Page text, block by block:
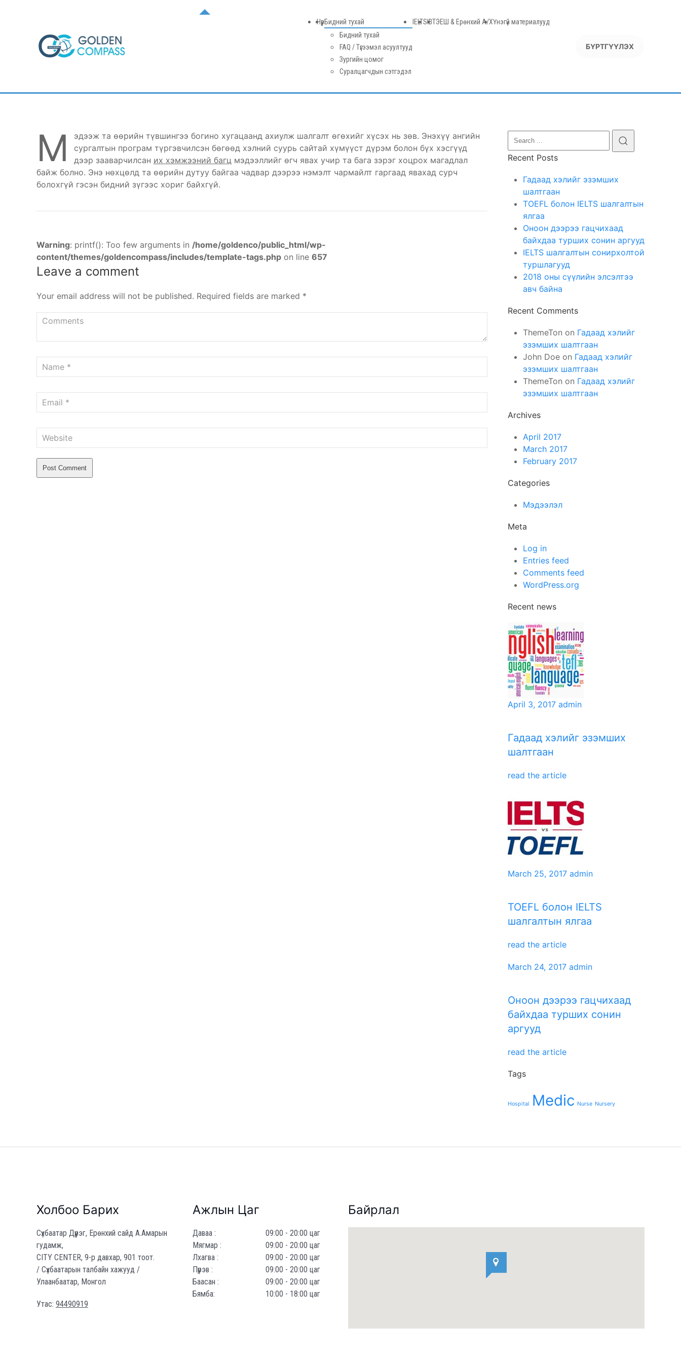
НүүрБидний тухай
Бидний тухай
FAQ / Түгээмэл асуултууд
Зургийн цомог
Суралцагчдын сэтгэдэл
IELTSIBTЭЕШ & Ерөнхий А/ХҮнэгүй материалууд
БҮРТГҮҮЛЭХ
М
эдээж та өөрийн түвшингээ богино хугацаанд ахиулж шалгалт өгөхийг хүсэх нь зөв. Энэхүү ангийн
сургалтын програм түргэвчилсэн бөгөөд хэлний суурь сайтай хүмүүст дүрэм болон бүх хэсгүүд
дээр зааварчилсан их хэмжээний багц мэдээллийг өгч явах учир та бага зэрэг хоцрох магадлал
байж болно. Энэ нөхцөлд та өөрийн дутуу байгаа чадвар дээрээ нэмэлт чармайлт гаргаад явахад сурч
болохгүй гэсэн бидний зүгээс хориг байхгүй.
Warning: printf(): Too few arguments in /home/goldenco/public_html/wp-
content/themes/goldencompass/includes/template-tags.php on line 657
Leave a comment
Your email address will not be published. Required fields are marked *
Recent Posts
Гадаад хэлийг эзэмших
шалтгаан
TOEFL болон IELTS шалгалтын
ялгаа
Оноон дээрээ гацчихаад
байхдаа турших сонин аргууд
IELTS шалгалтын сонирхолтой
туршлагууд
2018 оны сүүлийн элсэлтээ
авч байна
Recent Comments
ThemeTon on Гадаад хэлийг
эзэмших шалтгаан
John Doe on Гадаад хэлийг
эзэмших шалтгаан
ThemeTon on Гадаад хэлийг
эзэмших шалтгаан
Archives
April 2017
March 2017
February 2017
Categories
Мэдээлэл
Meta
Log in
Entries feed
Comments feed
WordPress.org
Recent news
April 3, 2017 admin
Гадаад хэлийг эзэмших
шалтгаан
read the article
March 25, 2017 admin
TOEFL болон IELTS
шалгалтын ялгаа
read the article
March 24, 2017 admin
Оноон дээрээ гацчихаад
байхдаа турших сонин
аргууд
read the article
Tags
Hospital Medic Nurse Nursery
Холбоо Барих
Сүхбаатар Дүүрэг, Ерөнхий сайд А.Амарын
гудамж,
CITY CENTER, 9-р давхар, 901 тоот.
/ Сүхбаатарын талбайн хажууд /
Улаанбаатар, Монгол
Утас: 94490919
Ажлын Цаг
Даваа :
09:00 - 20:00 цаг
Мягмар :
09:00 - 20:00 цаг
Лхагва :
09:00 - 20:00 цаг
Пүрэв :
09:00 - 20:00 цаг
Баасан :
09:00 - 20:00 цаг
Бямба:
10:00 - 18:00 цаг
Байрлал